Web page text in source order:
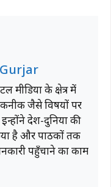
मीडिया के क्षेत्र में
जैसे विषयों पर
देश-दुनिया की
है और पाठकों तक
पहुँचाने का काम